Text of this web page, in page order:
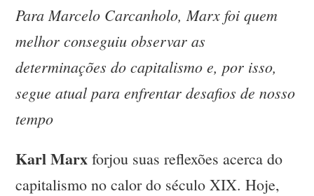
Para Marcelo Carcanholo, Marx foi quem
melhor conseguiu observar as
determinações do capitalismo e, por isso,
segue atual para enfrentar desafios de nosso
tempo
Karl Marx forjou suas reflexões acerca do
capitalismo no calor do século XIX. Hoje,